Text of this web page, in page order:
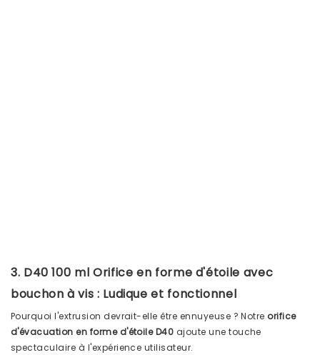
3. D40 100 ml Orifice en forme d'étoile avec
bouchon à vis : Ludique et fonctionnel
Pourquoi l'extrusion devrait-elle être ennuyeuse ? Notre orifice
d'évacuation en forme d'étoile D40 ajoute une touche
spectaculaire à l'expérience utilisateur.